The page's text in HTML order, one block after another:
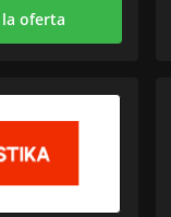
oferta